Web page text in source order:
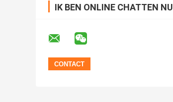
IK BEN ONLINE CHATTEN NU